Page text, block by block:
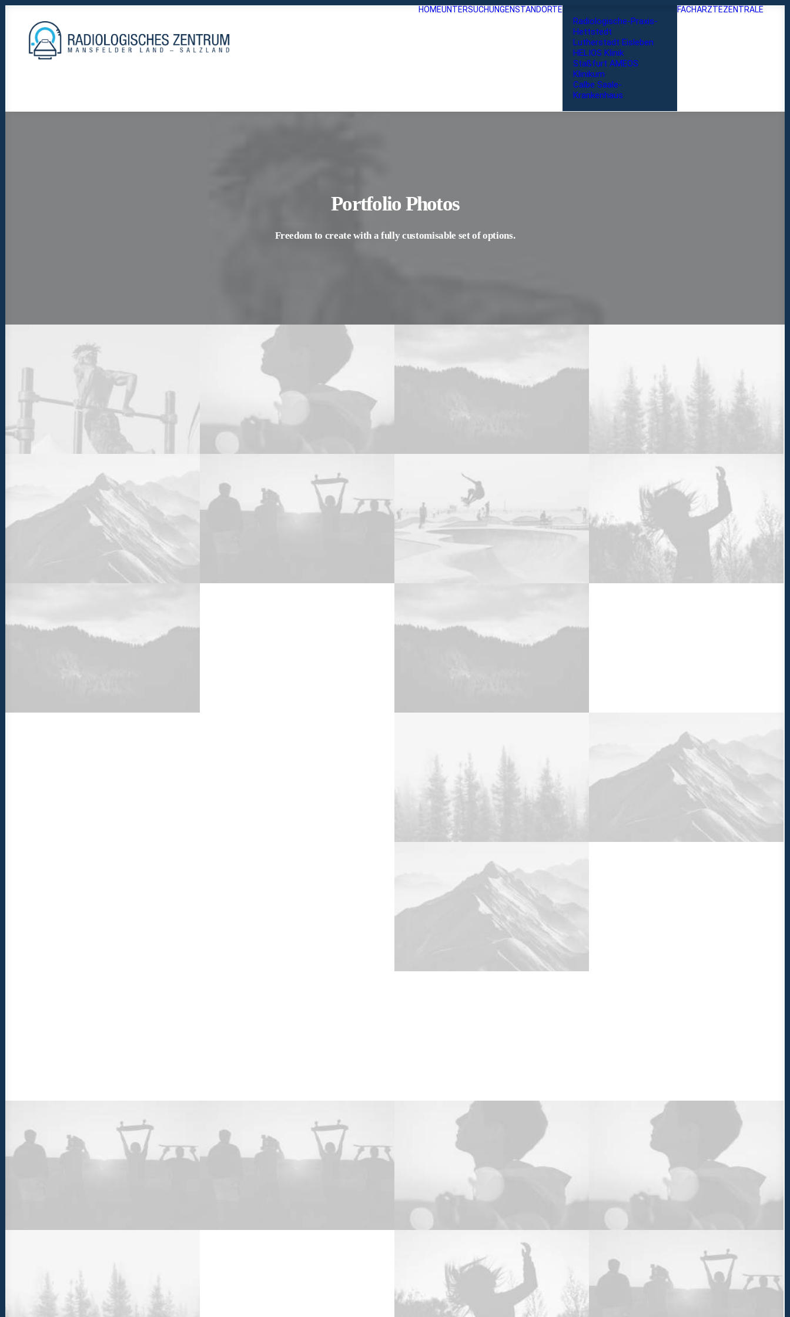
HOMEUNTERSUCHUNGENSTANDORTE
Radiologische-Praxis-
Hettstedt
Lutherstadt Eisleben
HELIOS Klinik
Staßfurt AMEOS
Klinikum
Calbe Saale-
Krankenhaus
FACHÄRZTEZENTRALE
Portfolio Photos
Freedom to create with a fully customisable set of options.